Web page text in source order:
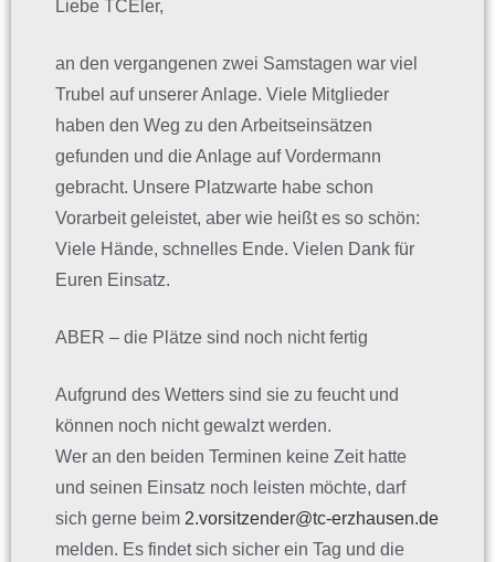
Liebe TCEler,
an den vergangenen zwei Samstagen war viel
Trubel auf unserer Anlage. Viele Mitglieder
haben den Weg zu den Arbeitseinsätzen
gefunden und die Anlage auf Vordermann
gebracht. Unsere Platzwarte habe schon
Vorarbeit geleistet, aber wie heißt es so schön:
Viele Hände, schnelles Ende. Vielen Dank für
Euren Einsatz.
ABER – die Plätze sind noch nicht fertig
Aufgrund des Wetters sind sie zu feucht und
können noch nicht gewalzt werden.
Wer an den beiden Terminen keine Zeit hatte
und seinen Einsatz noch leisten möchte, darf
sich gerne beim 2.vorsitzender@tc-erzhausen.de
melden. Es findet sich sicher ein Tag und die